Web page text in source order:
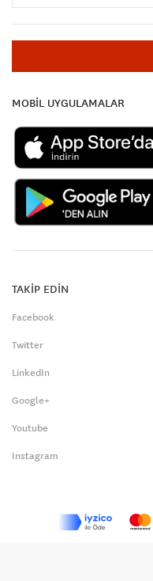
MOBİL UYGULAMALAR
TAKİP EDİN
Facebook
Twitter
LinkedIn
Google+
Youtube
Instagram